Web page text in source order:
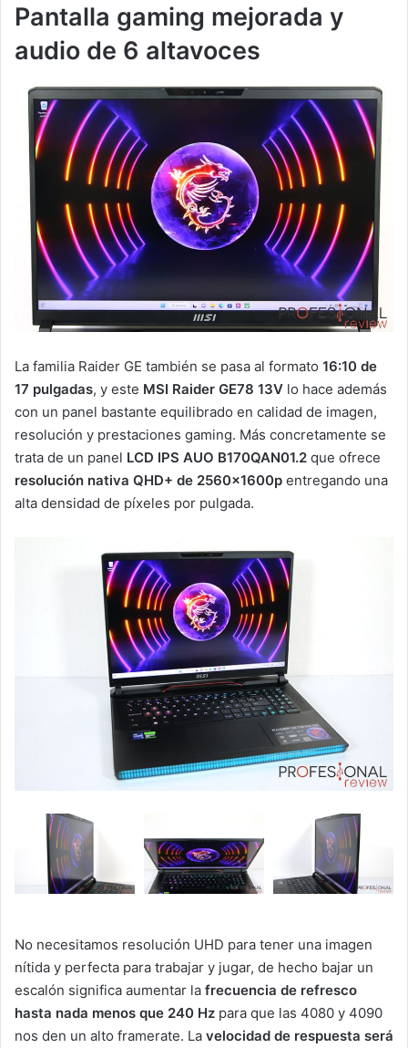
Pantalla gaming mejorada y
audio de 6 altavoces
La familia Raider GE también se pasa al formato 16:10 de
17 pulgadas, y este MSI Raider GE78 13V lo hace además
con un panel bastante equilibrado en calidad de imagen,
resolución y prestaciones gaming. Más concretamente se
trata de un panel LCD IPS AUO B170QAN01.2 que ofrece
resolución nativa QHD+ de 2560x1600p entregando una
alta densidad de píxeles por pulgada.
No necesitamos resolución UHD para tener una imagen
nítida y perfecta para trabajar y jugar, de hecho bajar un
escalón significa aumentar la frecuencia de refresco
hasta nada menos que 240 Hz para que las 4080 y 4090
nos den un alto framerate. La velocidad de respuesta será